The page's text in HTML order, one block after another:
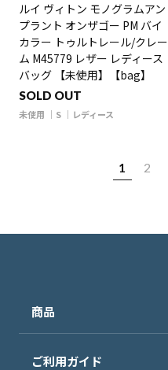
ルイ ヴィトン モノグラムアン
プラント オンザゴー PM バイ
カラー トゥルトレール/クレー
ム M45779 レザー レディース
バッグ 【未使用】【bag】
SOLD OUT
未使用 S レディース
1 2
商品
ご利用ガイド